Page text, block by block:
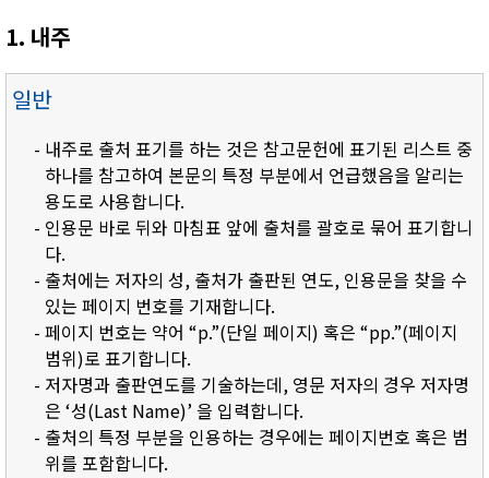
1. 내주
일반
- 내주로 출처 표기를 하는 것은 참고문헌에 표기된 리스트 중
하나를 참고하여 본문의 특정 부분에서 언급했음을 알리는
용도로 사용합니다.
- 인용문 바로 뒤와 마침표 앞에 출처를 괄호로 묶어 표기합니
다.
- 출처에는 저자의 성, 출처가 출판된 연도, 인용문을 찾을 수
있는 페이지 번호를 기재합니다.
- 페이지 번호는 약어 “p.”(단일 페이지) 혹은 “pp.”(페이지
범위)로 표기합니다.
- 저자명과 출판연도를 기술하는데, 영문 저자의 경우 저자명
은 ‘성(Last Name)’ 을 입력합니다.
- 출처의 특정 부분을 인용하는 경우에는 페이지번호 혹은 범
위를 포함합니다.